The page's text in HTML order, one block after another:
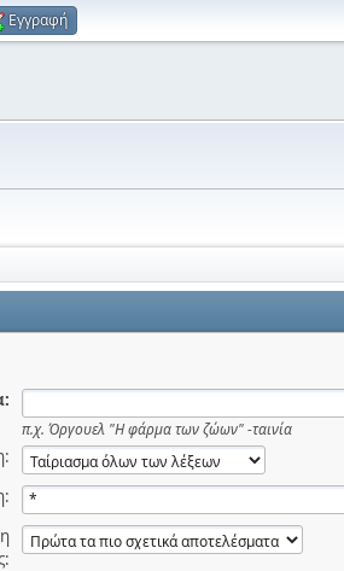
Εγγραφή
π.χ. Όργουελ "Η φάρμα των ζώων" -ταινία